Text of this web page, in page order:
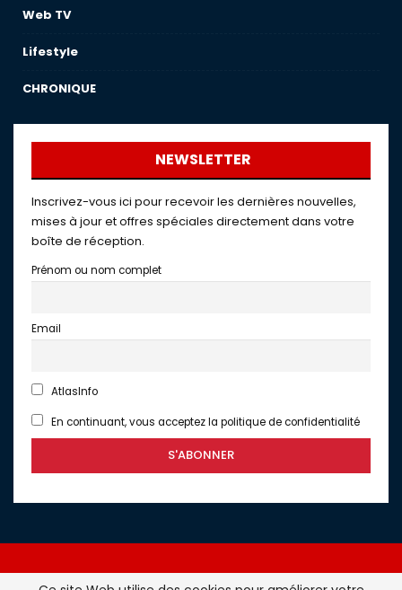
Web TV
Lifestyle
CHRONIQUE
NEWSLETTER
Inscrivez-vous ici pour recevoir les dernières nouvelles,
mises à jour et offres spéciales directement dans votre
boîte de réception.
Prénom ou nom complet
Email
AtlasInfo
En continuant, vous acceptez la politique de confidentialité